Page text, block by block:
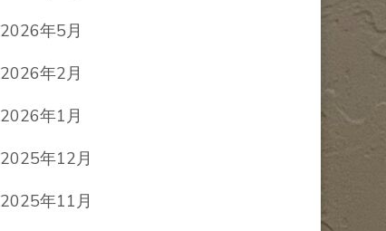
2026年5月
2026年2月
2026年1月
2025年12月
2025年11月